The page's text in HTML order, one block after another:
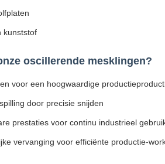
kunststof
oscillerende mesklingen?
voor een hoogwaardige
door precisie snijden
prestaties voor continu industrieel
vervanging voor efficiënte productie-